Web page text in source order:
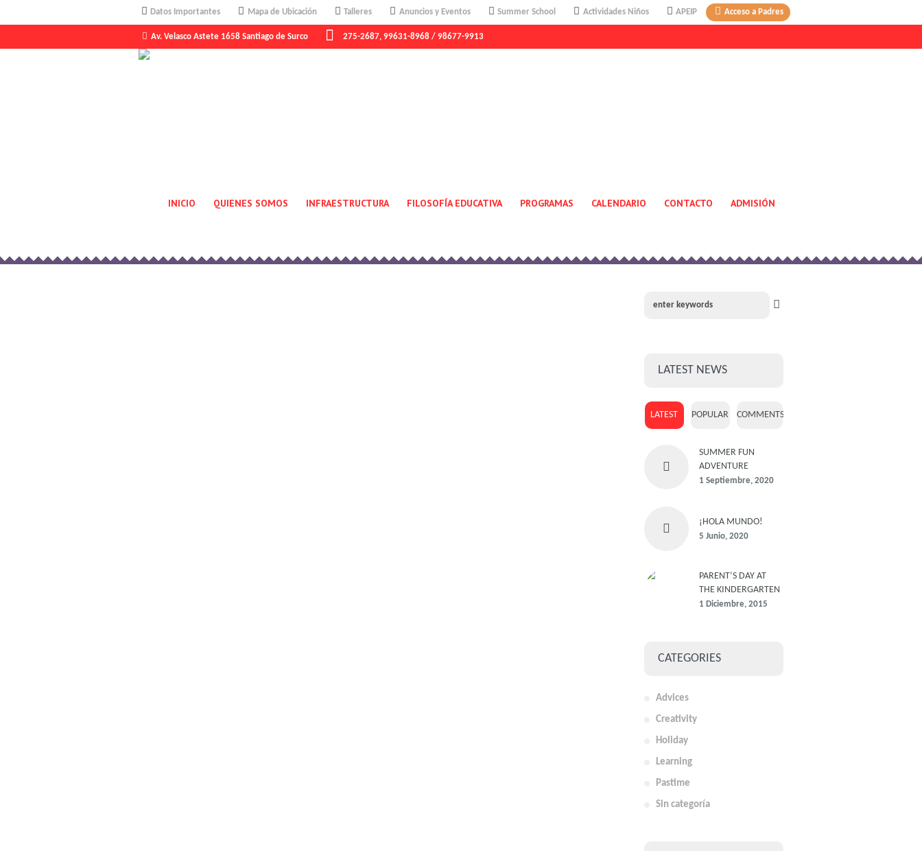
Datos Importantes Mapa de Ubicación Talleres Anuncios y Eventos Summer School Actividades Niños APEIP Acceso a Padres
Av. Velasco Astete 1658 Santiago de Surco 275-2687, 99631-8968 / 98677-9913
INICIO QUIENES SOMOS INFRAESTRUCTURA FILOSOFÍA EDUCATIVA PROGRAMAS CALENDARIO CONTACTO ADMISIÓN
LATEST NEWS
LATEST POPULAR COMMENTS
SUMMER FUN
ADVENTURE
1 Septiembre, 2020
¡HOLA MUNDO!
5 Junio, 2020
PARENT’S DAY AT
THE KINDERGARTEN
1 Diciembre, 2015
CATEGORIES
Advices
Creativity
Holiday
Learning
Pastime
Sin categoría